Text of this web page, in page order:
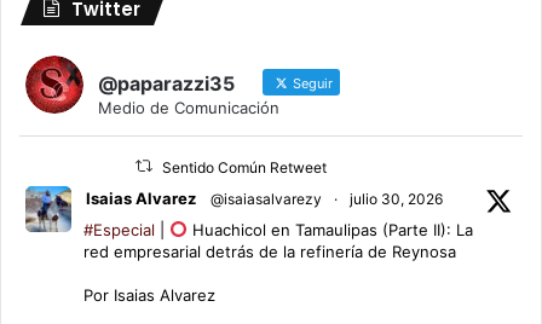
Twitter
@paparazzi35 Seguir
Medio de Comunicación
Sentido Común Retweet
Isaias Alvarez @isaiasalvarezy · julio 30, 2026
#Especial
Huachicol en Tamaulipas (Parte II): La
red empresarial detrás de la refinería de Reynosa
Por Isaias Alvarez